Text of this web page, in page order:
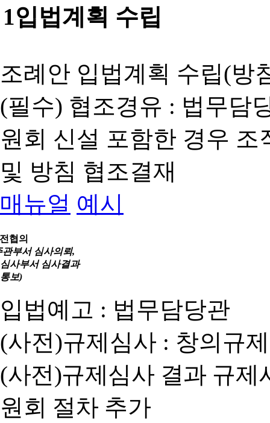
1입법계획 수립
조례안 입법계획 수립(방
(필수) 협조경유 : 법무담
원회 신설 포함한 경우
및 방침 협조결재
매뉴얼 예시
협의
관부서 심사의뢰,
심사부서 심사결과
통보)
입법예고 : 법무담당관
(사전)규제심사 : 창의규
(사전)규제심사 결과 규
원회 절차 추가